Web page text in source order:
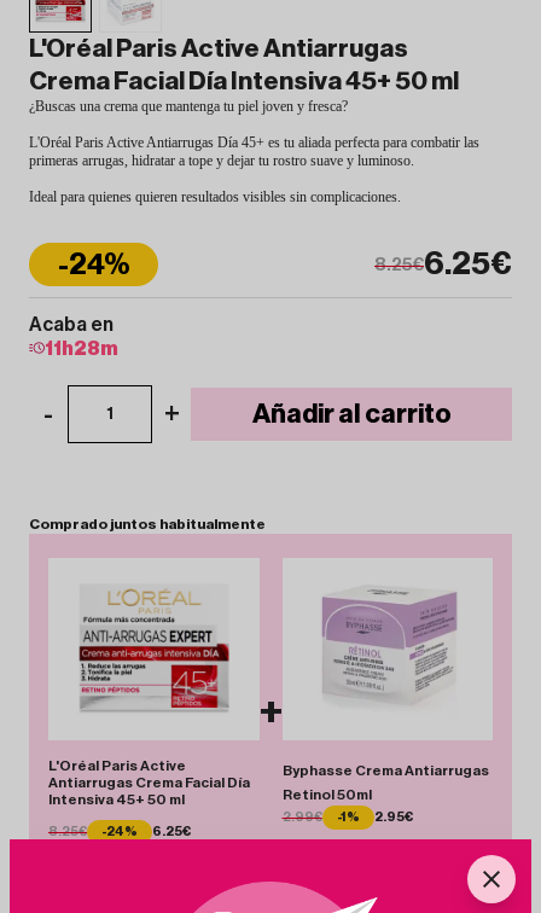
L'Oréal Paris Active Antiarrugas
Crema Facial Día Intensiva 45+ 50 ml
¿Buscas una crema que mantenga tu piel joven y fresca?
L'Oréal Paris Active Antiarrugas Día 45+ es tu aliada perfecta para combatir las
primeras arrugas, hidratar a tope y dejar tu rostro suave y luminoso.
Ideal para quienes quieren resultados visibles sin complicaciones.
6.25€
-24% 8.25€
Acaba en
11 h28m
- 1 + Añadir al carrito
Comprado juntos habitualmente
L'Oréal Paris Active
Antiarrugas Crema Facial Día
Intensiva 45+ 50 ml
8.25€ -24% 6.25€
+
Byphasse Crema Antiarrugas
Retinol 50ml
2.99€ -1% 2.95€